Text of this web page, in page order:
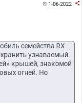
1-06-2022 
семейства RX
узнаваемый
крышей, знакомой
огней. Но